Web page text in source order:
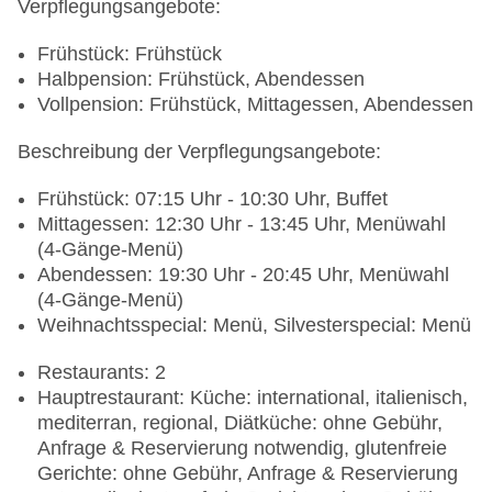
Landeskategorie: 5 Sterne
Verpflegungsangebote:
Frühstück: Frühstück
Halbpension: Frühstück, Abendessen
Vollpension: Frühstück, Mittagessen, Abendessen
Beschreibung der Verpflegungsangebote:
Frühstück: 07:15 Uhr - 10:30 Uhr, Buffet
Mittagessen: 12:30 Uhr - 13:45 Uhr, Menüwahl
(4-Gänge-Menü)
Abendessen: 19:30 Uhr - 20:45 Uhr, Menüwahl
(4-Gänge-Menü)
Weihnachtsspecial: Menü, Silvesterspecial: Menü
Restaurants: 2
Hauptrestaurant: Küche: international, italienisch,
mediterran, regional, Diätküche: ohne Gebühr,
Anfrage & Reservierung notwendig, glutenfreie
Gerichte: ohne Gebühr, Anfrage & Reservierung